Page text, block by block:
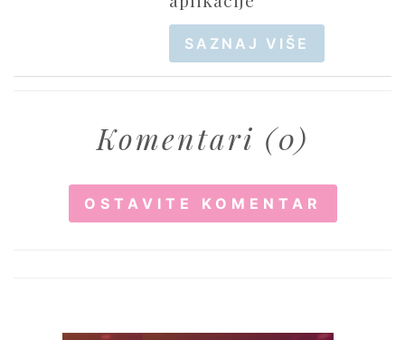
SAZNAJ VIŠE
Komentari (0)
OSTAVITE KOMENTAR